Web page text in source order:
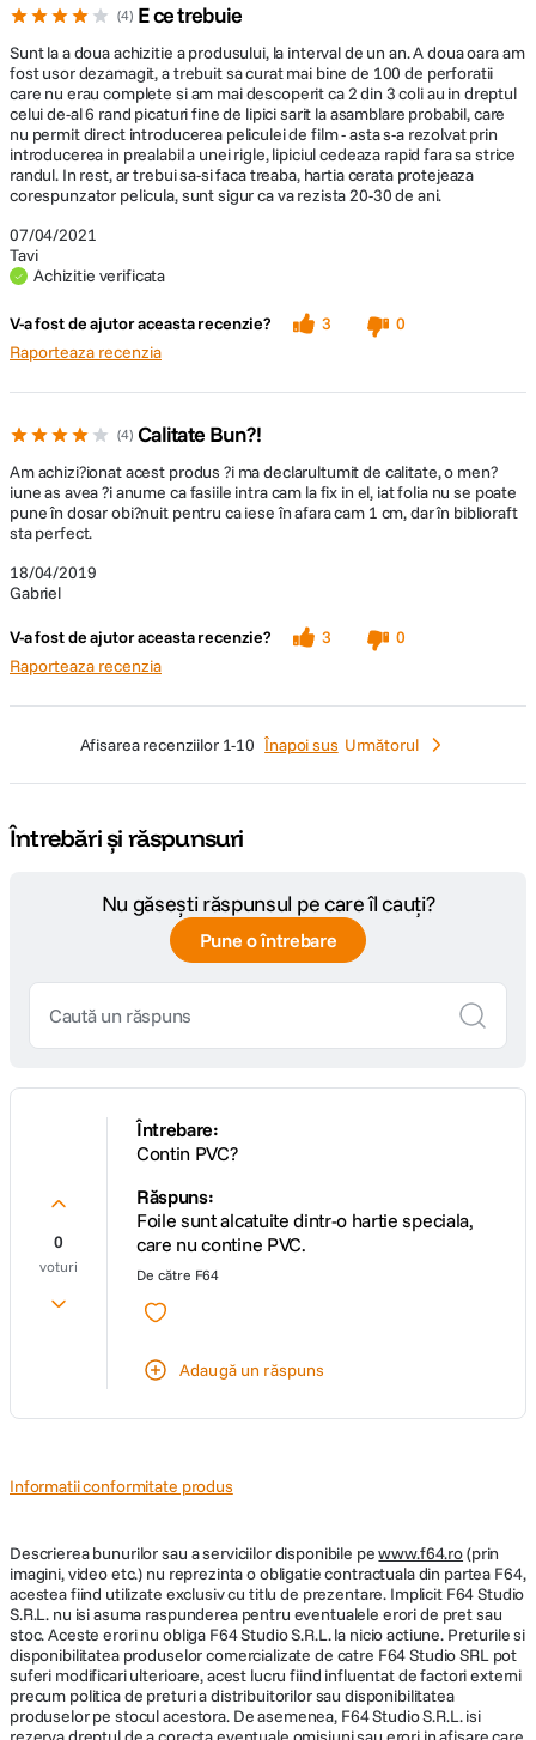
4 E ce trebuie
07/04/2021
Tavi
Achizitie verificata
Sunt la a doua achizitie a produsului, la interval de un an. A doua oara am
fost usor dezamagit, a trebuit sa curat mai bine de 100 de perforatii
care nu erau complete si am mai descoperit ca 2 din 3 coli au in dreptul
celui de-al 6 rand picaturi fine de lipici sarit la asamblare probabil, care
nu permit direct introducerea peliculei de film - asta s-a rezolvat prin
introducerea in prealabil a unei rigle, lipiciul cedeaza rapid fara sa strice
randul. In rest, ar trebui sa-si faca treaba, hartia cerata protejeaza
corespunzator pelicula, sunt sigur ca va rezista 20-30 de ani.
V-a fost de ajutor aceasta recenzie? 3
0
Raporteaza recenzia
4 Calitate Bun?!
18/04/2019
Gabriel
Am achizi?ionat acest produs ?i ma declarultumit de calitate, o men?
iune as avea ?i anume ca fasiile intra cam la fix in el, iat folia nu se poate
pune în dosar obi?nuit pentru ca iese în afara cam 1 cm, dar în biblioraft
sta perfect.
V-a fost de ajutor aceasta recenzie? 3
0
Raporteaza recenzia
afisarea recenziilor 1-10 Înapoi sus Următorul
Întrebări și răspunsuri
Nu găsești răspunsul pe care îl cauți?
Pune o întrebare
0
voturi
Întrebare:
Contin PVC?
Răspuns:
Foile sunt alcatuite dintr-o hartie speciala,
care nu contine PVC.
De către F64
Adaugă un răspuns
Informatii conformitate produs
Descrierea bunurilor sau a serviciilor disponibile pewww.f64.ro(prin
imagini, video etc.) nu reprezinta o obligatie contractuala din partea F64,
acestea fiind utilizate exclusiv cu titlu de prezentare. Implicit F64 Studio
S.R.L. nu isi asuma raspunderea pentru eventualele erori de pret sau
stoc. Aceste erori nu obliga F64 Studio S.R.L. la nicio actiune. Preturile si
disponibilitatea produselor comercializate de catre F64 Studio SRL pot
suferi modificari ulterioare, acest lucru fiind influentat de factori externi
precum politica de preturi a distribuitorilor sau disponibilitatea
produselor pe stocul acestora. De asemenea, F64 Studio S.R.L. isi